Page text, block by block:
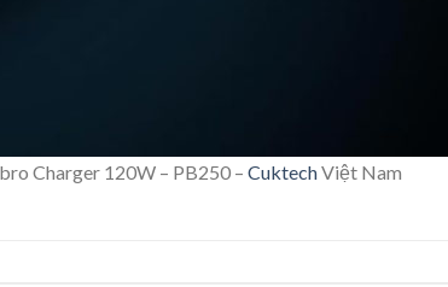
Charger 120W – PB250 – CuktechViệt Nam